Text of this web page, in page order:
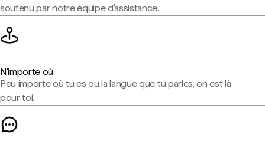
soutenu par notre équipe d'assistance.
N'importe où
Peu importe où tu es ou la langue que tu parles, on est là
pour toi.